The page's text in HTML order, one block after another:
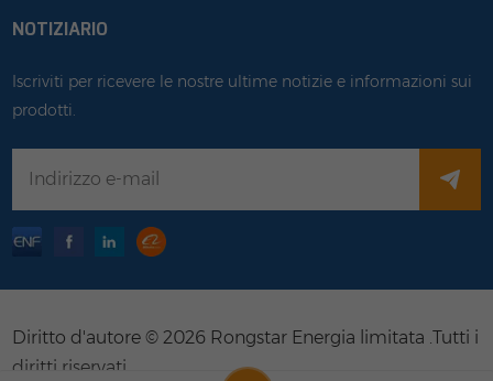
NOTIZIARIO
Iscriviti per ricevere le nostre ultime notizie e informazioni sui
prodotti.
Diritto d'autore © 2026 Rongstar Energia limitata .Tutti i
diritti riservati .